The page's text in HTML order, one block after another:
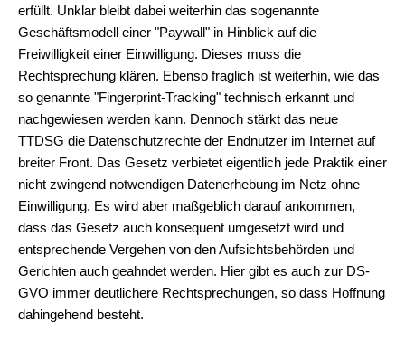
erfüllt. Unklar bleibt dabei weiterhin das sogenannte
Geschäftsmodell einer "Paywall" in Hinblick auf die
Freiwilligkeit einer Einwilligung. Dieses muss die
Rechtsprechung klären. Ebenso fraglich ist weiterhin, wie das
so genannte "Fingerprint-Tracking" technisch erkannt und
nachgewiesen werden kann. Dennoch stärkt das neue
TTDSG die Datenschutzrechte der Endnutzer im Internet auf
breiter Front. Das Gesetz verbietet eigentlich jede Praktik einer
nicht zwingend notwendigen Datenerhebung im Netz ohne
Einwilligung. Es wird aber maßgeblich darauf ankommen,
dass das Gesetz auch konsequent umgesetzt wird und
entsprechende Vergehen von den Aufsichtsbehörden und
Gerichten auch geahndet werden. Hier gibt es auch zur DS-
GVO immer deutlichere Rechtsprechungen, so dass Hoffnung
dahingehend besteht.